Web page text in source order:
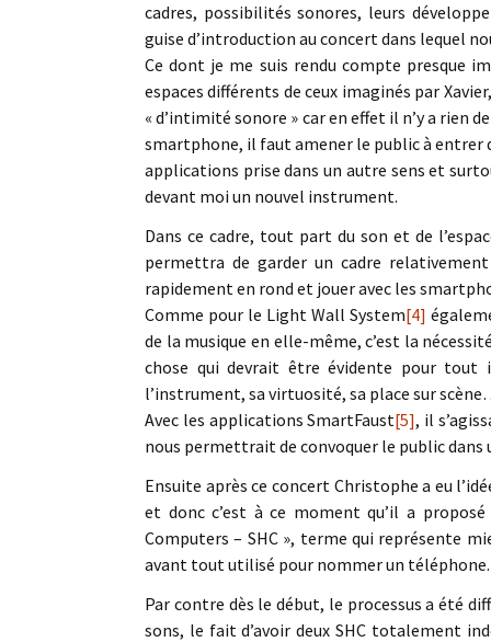
cadres, possibilités sonores, leurs
guise d’introduction au concert dans lequel
Ce dont je me suis rendu compte presque
espaces différents de ceux imaginés par
« d’intimité sonore » car en effet il n’y a rien
smartphone, il faut amener le public à entrer
applications prise dans un autre sens et
devant moi un nouvel instrument.
Dans ce cadre, tout part du son et de
permettra de garder un cadre
rapidement en rond et jouer avec les
Comme pour le Light Wall System[4]
de la musique en elle-même, c’est la
chose qui devrait être évidente pour
l’instrument, sa virtuosité, sa place sur
Avec les applications SmartFaust[5], il
nous permettrait de convoquer le public
Ensuite après ce concert Christophe a eu
et donc c’est à ce moment qu’il a
Computers – SHC », terme qui représente
avant tout utilisé pour nommer un téléphone.
Par contre dès le début, le processus a été
sons, le fait d’avoir deux SHC totalement